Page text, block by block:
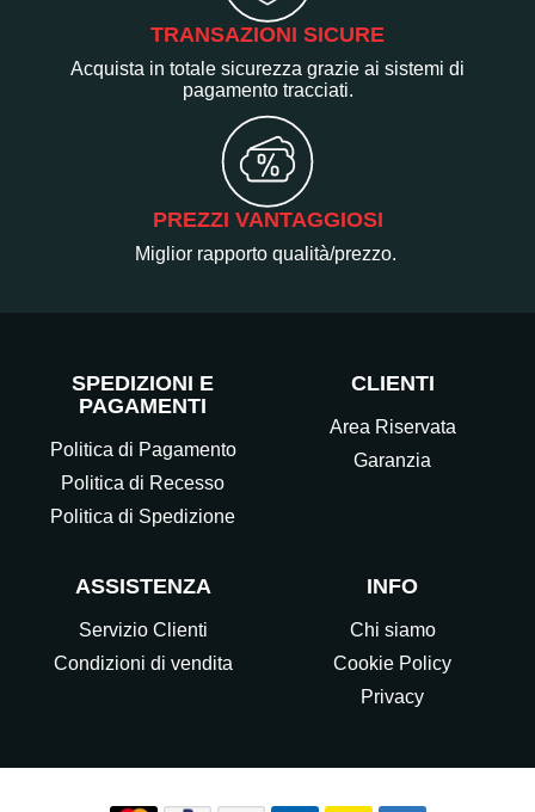
TRANSAZIONI SICURE
Acquista in totale sicurezza grazie ai sistemi di
pagamento tracciati.
PREZZI VANTAGGIOSI
Miglior rapporto qualità/prezzo.
SPEDIZIONI E
PAGAMENTI
Politica di Pagamento
Politica di Recesso
Politica di Spedizione
CLIENTI
Area Riservata
Garanzia
ASSISTENZA
Servizio Clienti
Condizioni di vendita
INFO
Chi siamo
Cookie Policy
Privacy